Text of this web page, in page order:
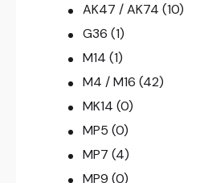
AK47 / AK74 (10)
G36 (1)
M14 (1)
M4 / M16 (42)
MK14 (0)
MP5 (0)
MP7 (4)
MP9 (0)